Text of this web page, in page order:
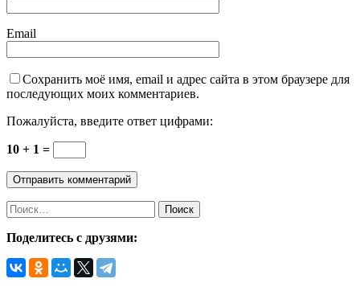
Email
Сохранить моё имя, email и адрес сайта в этом браузере для
последующих моих комментариев.
Пожалуйста, введите ответ цифрами:
10 + 1 =
Найти:
Поделитесь с друзями: